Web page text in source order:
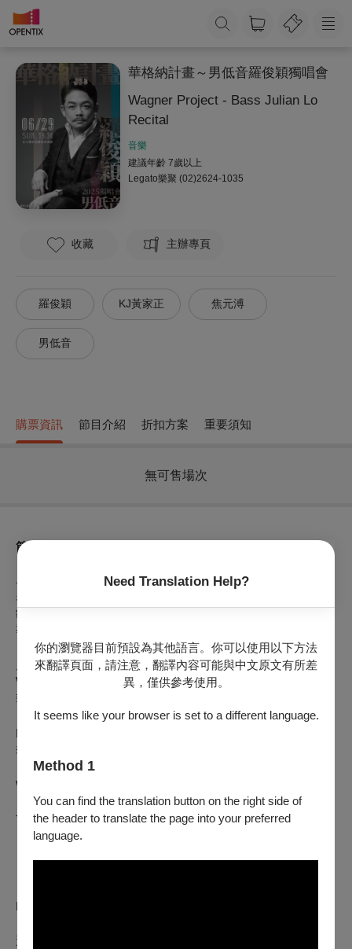
Need Translation Help?
你的瀏覽器目前預設為其他語言。你可以使用以下方法
來翻譯頁面，請注意，翻譯內容可能與中文原文有所差
異，僅供參考使用。
It seems like your browser is set to a different language.
Method 1
You can find the translation button on the right side of
the header to translate the page into your preferred
language.
華格納計畫～男低音羅俊穎獨唱會
Wagner Project - Bass Julian Lo
Recital
音樂
建議年齡 7歲以上
Legato樂聚 (02)2624-1035
收藏 主辦專頁
羅俊穎 KJ黃家正 焦元溥
男低音
購票資訊 節目介紹 折扣方案 重要須知
無可售場次
節目介紹
男低音︱羅俊穎
鋼 琴︱黃家正
導 聆︱焦元溥
／演出曲目／
Wagner: "Wesendonck lieder"
華格納：《威森東克歌集》
Liszt: "Oh Quand je dors", "Gastibelza"
李斯特：《當我沉睡時》、《加斯提貝爾薩》
Wagner opera arias
'Wie Todesahnung …. O du mein holder Abendstern' from
Tannhäuser
〈如死亡的預感……哦，你，我可愛的晚星〉，選自歌劇
Meistersinger von Nürnberg
選自歌劇《紐倫堡的名歌手》